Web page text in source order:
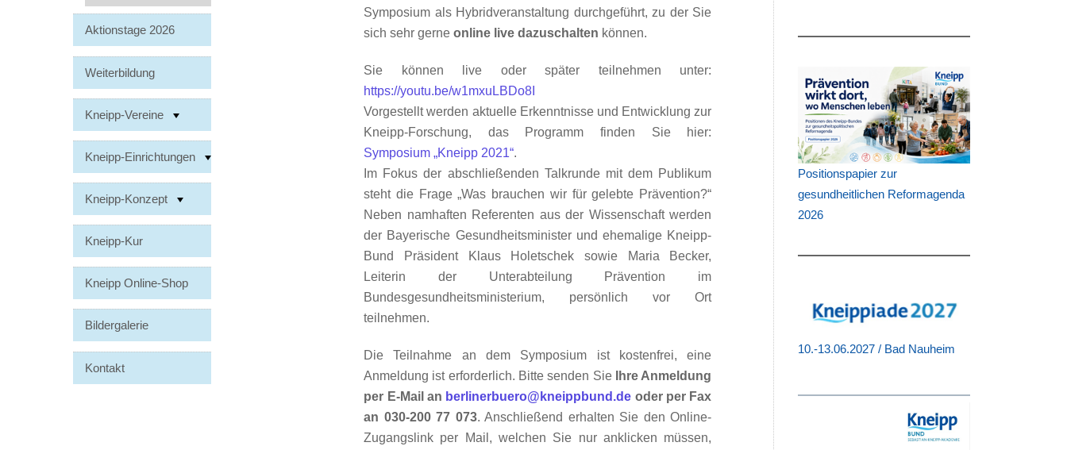
Symposium als Hybridveranstaltung durchgeführt, zu der Sie
sich sehr gerneonline live dazuschalten können.
Sie können live oder später teilnehmen unter:
https://youtu.be/w1mxuLBDo8I
Vorgestellt werden aktuelle Erkenntnisse und Entwicklung zur
Kneipp-Forschung, das Programm finden Sie hier:
Symposium „Kneipp 2021“.
Im Fokus der abschließenden Talkrunde mit dem Publikum
steht die Frage „Was brauchen wir für gelebte Prävention?“
Neben namhaften Referenten aus der Wissenschaft werden
der Bayerische Gesundheitsminister und ehemalige Kneipp-
Bund Präsident Klaus Holetschek sowie Maria Becker,
Leiterin der Unterabteilung Prävention im
Bundesgesundheitsministerium, persönlich vor Ort
teilnehmen.
Die Teilnahme an dem Symposium ist kostenfrei, eine
Anmeldung ist erforderlich. Bitte senden Sie
Ihre Anmeldung
per E-Mail an berlinerbuero@kneippbund.de oder per Fax
an 030-200 77 073. Anschließend erhalten Sie den Online-
Zugangslink per Mail, welchen Sie nur anklicken müssen,
Aktionstage 2026
Weiterbildung
Kneipp-Vereine
Kneipp-Einrichtungen
Kneipp-Konzept
Kneipp-Kur
Kneipp Online-Shop
Bildergalerie
Kontakt
Positionspapier zur
gesundheitlichen Reformagenda
2026
10.-13.06.2027 / Bad Nauheim